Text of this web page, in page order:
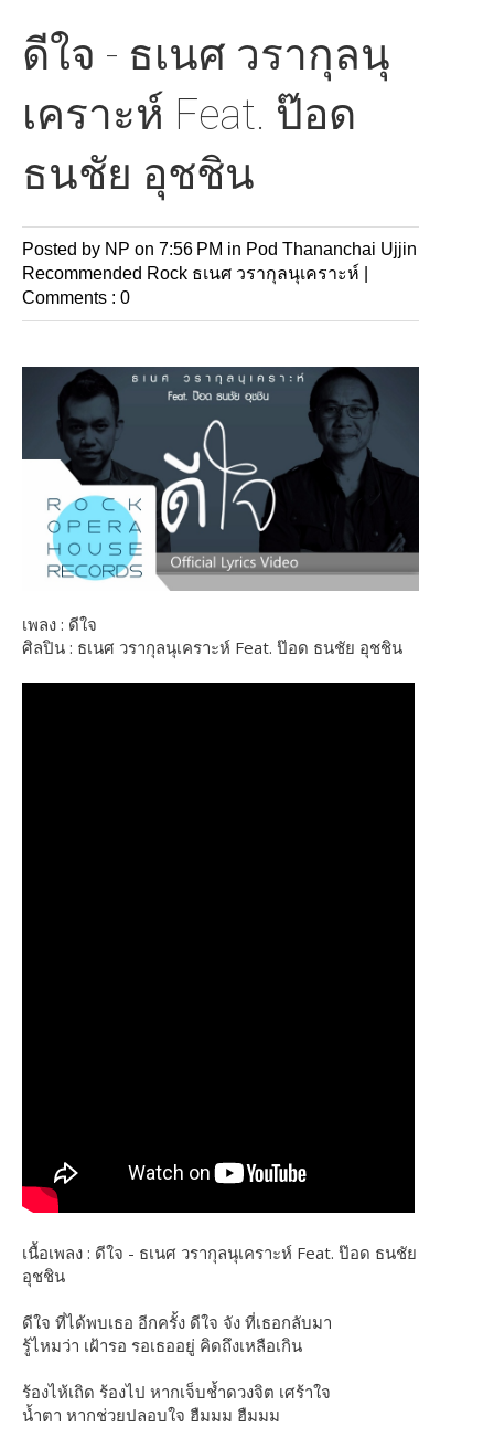
ดีใจ - ธเนศ วรากุลนุ
เคราะห์ Feat. ป๊อด
ธนชัย อุชชิน
Posted by NP on 7:56 PM in Pod Thananchai Ujjin
Recommended Rock ธเนศ วรากุลนุเคราะห์
Comments : 0
เพลง : ดีใจ
ศิลปิน : ธเนศ วรากุลนุเคราะห์ Feat. ป๊อด ธนชัย อุชชิน
เนื้อเพลง : ดีใจ - ธเนศ วรากุลนุเคราะห์ Feat. ป๊อด ธนชัย
อุชชิน
ดีใจ ที่ได้พบเธอ อีกครั้ง ดีใจ จัง ที่เธอกลับมา
รู้ไหมว่า เฝ้ารอ รอเธออยู่ คิดถึงเหลือเกิน
ร้องไห้เถิด ร้องไป หากเจ็บช้ำดวงจิต เศร้าใจ
น้ำตา หากช่วยปลอบใจ ฮืมมม ฮืมมม